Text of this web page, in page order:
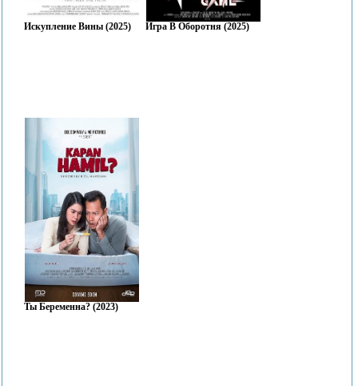
Искупление Вины (2025) Игра В Оборотня (2025)
Ты Беременна? (2023)